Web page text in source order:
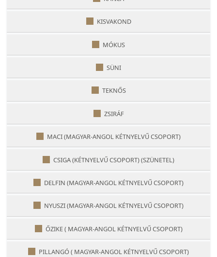
KISVAKOND
MÓKUS
SÜNI
TEKNŐS
ZSIRÁF
MACI (MAGYAR-ANGOL KÉTNYELVŰ CSOPORT)
CSIGA (KÉTNYELVŰ CSOPORT) (SZÜNETEL)
DELFIN (MAGYAR-ANGOL KÉTNYELVŰ CSOPORT)
NYUSZI (MAGYAR-ANGOL KÉTNYELVŰ CSOPORT)
ŐZIKE ( MAGYAR-ANGOL KÉTNYELVŰ CSOPORT)
PILLANGÓ ( MAGYAR-ANGOL KÉTNYELVŰ CSOPORT)